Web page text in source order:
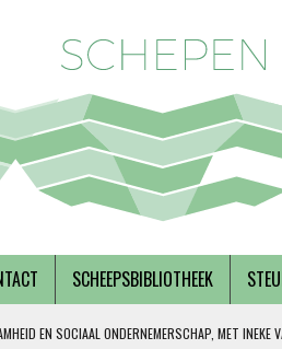
SCHEEPSBIBLIOTHEEK
EN SOCIAAL ONDERNEMERSCHAP, MET INEKE